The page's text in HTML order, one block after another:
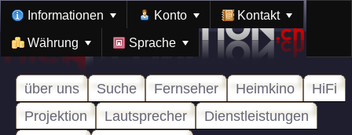
Informationen Konto Kontakt
Währung Sprache
über uns Suche Fernseher Heimkino
HiFi
Projektion
Lautsprecher
Dienstleistungen